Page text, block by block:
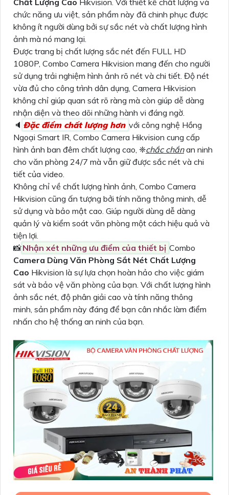
Chất Lượng Cao Hikvision. Với thiết kế chất lượng và
chức năng ưu việt, sản phẩm này đã chinh phục được
không ít người dùng bởi sự sắc nét và chất lượng hình
ảnh mà nó mang lại.
Được trang bị chất lượng sắc nét đến FULL HD
1080P, Combo Camera Hikvision mang đến cho người
sử dụng trải nghiệm hình ảnh rõ nét và chi tiết. Độ nét
vừa đủ cho công trình dân dụng, Camera Hikvision
không chỉ giúp quan sát rõ ràng mà còn giúp dễ dàng
nhận diện và theo dõi những hành vi đáng ngờ.
🔈 Đặc điểm chất lượng hơn với công nghệ Hồng
Ngoại Smart IR, Combo Camera Hikvision cung cấp
hình ảnh ban đêm chất lượng cao, ❈chắc chắnan ninh
cho văn phòng 24/7 mà vẫn giữ được sắc nét và chi
tiết của video.
Không chỉ về chất lượng hình ảnh, Combo Camera
Hikvision cũng ấn tượng bởi tính năng thông minh, dễ
sử dụng và bảo mật cao. Giúp người dùng dễ dàng
quản lý và kiểm soát văn phòng một cách hiệu quả và
tiện lợi.
📸Nhận xét những ưu điểm của thiết bị Combo
Camera Dùng Văn Phòng Sắt Nét Chất Lượng
Cao Hikvision là sự lựa chọn hoàn hảo cho việc giám
sát và bảo vệ văn phòng của bạn. Với chất lượng hình
ảnh sắc nét, độ phân giải cao và tính năng thông
minh, sản phẩm này đáng để bạn cân nhắc làm điểm
nhấn cho hệ thống an ninh của bạn.